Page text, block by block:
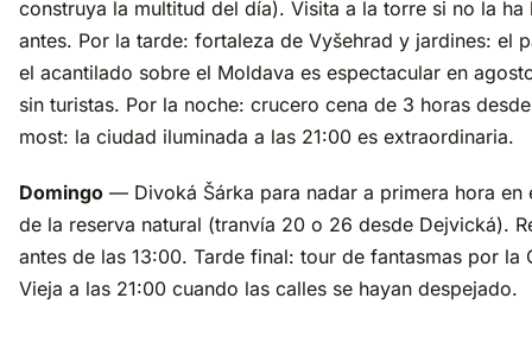
construya la multitud del día). Visita a la torre si no la ha
antes. Por la tarde: fortaleza de Vyšehrad y jardines: el
el acantilado sobre el Moldava es espectacular en
sin turistas. Por la noche: crucero cena de 3 horas
most: la ciudad iluminada a las 21:00 es extraordinaria.
Domingo — Divoká Šárka para nadar a primera hora en
de la reserva natural (tranvía 20 o 26 desde Dejvická).
antes de las 13:00. Tarde final: tour de fantasmas por la
Vieja a las 21:00 cuando las calles se hayan despejado.